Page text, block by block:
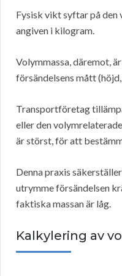
Fysisk vikt syftar på
angiven i kilogram.
Volymmassa, däremot,
försändelsens mått
Transportföretag
eller den
är störst, för att
Denna praxis
utrymme försändelsen
faktiska massan är låg.
Kalkylering av